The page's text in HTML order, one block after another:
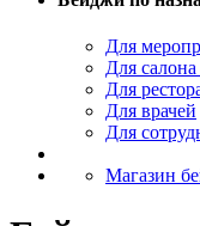
Для
Для
Для
Для врачей
Для
Магазин